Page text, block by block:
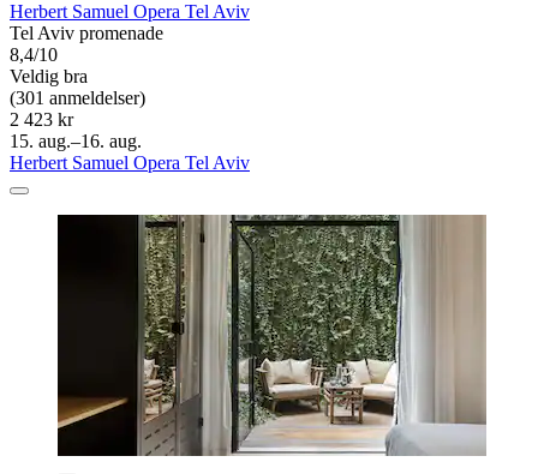
Herbert Samuel Opera Tel Aviv
Tel Aviv promenade
8,4/10
Veldig bra
(301 anmeldelser)
2 423 kr
15. aug.–16. aug.
Herbert Samuel Opera Tel Aviv